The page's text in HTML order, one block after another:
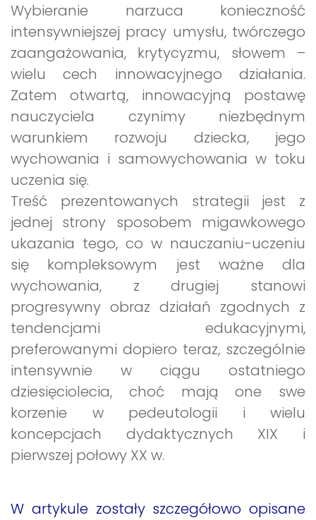
Wybieranie narzuca konieczność
intensywniejszej pracy umysłu, twórczego
zaangażowania, krytycyzmu, słowem –
wielu cech innowacyjnego działania.
Zatem otwartą, innowacyjną postawę
nauczyciela czynimy niezbędnym
warunkiem rozwoju dziecka, jego
wychowania i samowychowania w toku
uczenia się.
Treść prezentowanych strategii jest z
jednej strony sposobem migawkowego
ukazania tego, co w nauczaniu-uczeniu
się kompleksowym jest ważne dla
wychowania, z drugiej stanowi
progresywny obraz działań zgodnych z
tendencjami edukacyjnymi,
preferowanymi dopiero teraz, szczególnie
intensywnie w ciągu ostatniego
dziesięciolecia, choć mają one swe
korzenie w pedeutologii i wielu
koncepcjach dydaktycznych XIX i
pierwszej połowy XX w.
W artykule zostały szczegółowo opisane